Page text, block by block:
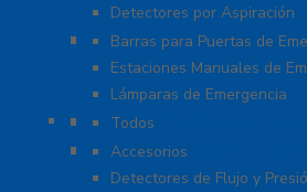
Detectores por Aspiración
Sistemas de Emergencia
Barras para Puertas de
Estaciones Manuales de
Lámparas de Emergencia
Detectores Autónomos
Todos
Dispositivos
Accesorios
Detectores de Flujo y